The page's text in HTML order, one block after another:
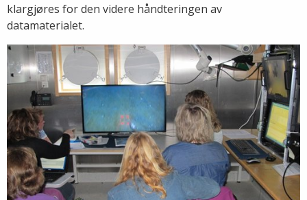
klargjøres for den videre håndteringen av
datamaterialet.